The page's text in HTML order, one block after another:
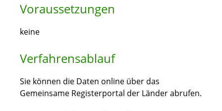
Voraussetzungen
keine
Verfahrensablauf
Sie können die Daten online über das
Gemeinsame Registerportal der Länder abrufen.